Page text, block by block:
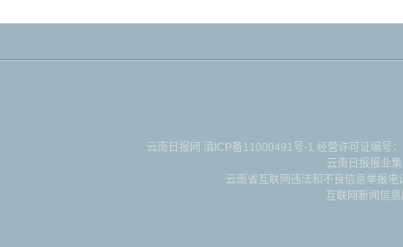
云南日报网 滇ICP备11000491号-1 经营许可证编号
云南日报报业
云南省互联网违法和不良信息举报
互联网新闻信